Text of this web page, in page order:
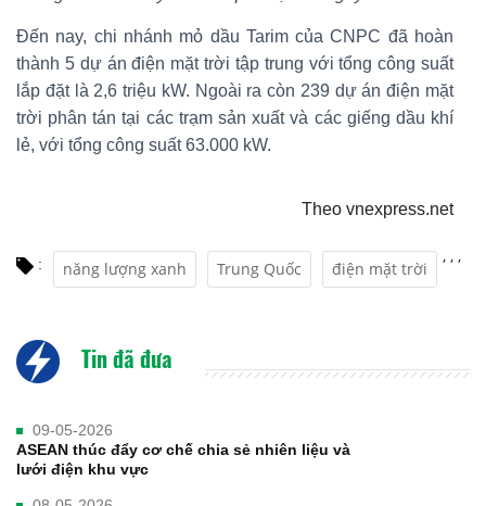
Đến nay, chi nhánh mỏ dầu Tarim của CNPC đã hoàn
thành 5 dự án điện mặt trời tập trung với tổng công suất
lắp đặt là 2,6 triệu kW. Ngoài ra còn 239 dự án điện mặt
trời phân tán tại các trạm sản xuất và các giếng dầu khí
lẻ, với tổng công suất 63.000 kW.
Theo vnexpress.net
: năng lượng xanh
,
Trung Quốc
,
điện mặt trời
,
Tin đã đưa
09-05-2026
ASEAN thúc đẩy cơ chế chia sẻ nhiên liệu và
lưới điện khu vực